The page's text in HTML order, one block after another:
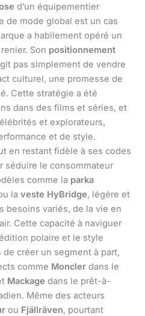
d’un équipementier
de mode global est un cas
a habilement opéré un
Son positionnement
pas simplement de vendre
culturel, une promesse de
Cette stratégie a été
dans des films et séries, et
et explorateurs,
et de style.
en restant fidèle à ses codes
séduire le consommateur
comme la parka
la veste HyBridge, légère et
besoins variés, de la vie en
Cette capacité à naviguer
polaire et le style
créer un segment à part,
comme Moncler dans le
Mackage dans le prêt-à-
Même des acteurs
ou Fjällräven, pourtant